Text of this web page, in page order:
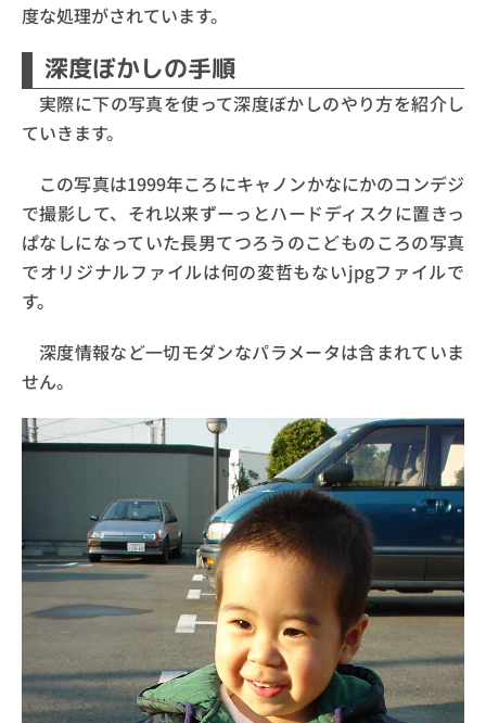
度な処理がされています。
深度ぼかしの手順
実際に下の写真を使って深度ぼかしのやり方を紹介し
ていきます。
この写真は1999年ころにキャノンかなにかのコンデジ
で撮影して、それ以来ずーっとハードディスクに置きっ
ぱなしになっていた長男てつろうのこどものころの写真
でオリジナルファイルは何の変哲もないjpgファイルで
す。
深度情報など一切モダンなパラメータは含まれていま
せん。